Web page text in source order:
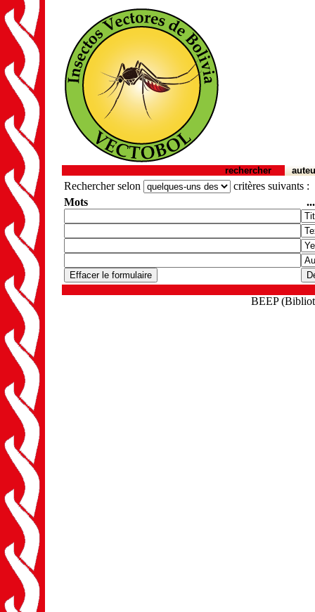
rechercher
Rechercher selon
critères suivants :
Mots
BEEP